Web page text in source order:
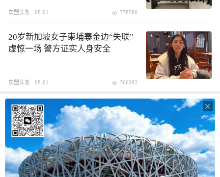
东盟头条 08-01 378586
20岁新加坡女子柬埔寨金边“失联”
虚惊一场 警方证实人身安全
东盟头条 08-01 366282
